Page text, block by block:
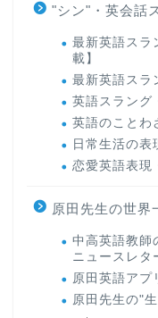
"シン"・英会話
最新英語スラ
載】
最新英語ス
英語スラング
英語のことわ
日常生活の表
恋愛英語表現
原田先生の世界
中高英語教師
ニュースレタ
原田英語アプ
原田先生の"